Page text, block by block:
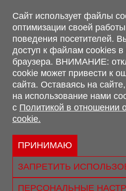
Магазин, склад
г. Минск, Минский р-н, п.
223062
г. Брест, ул. Лейтенанта Рябцева,
Обращаем Ваше внимание, что вся
информация, касающаяся
характеристик, цветовых
сервисного обслуживания носит
не является публичной офертой,
Гражданского кодекса Республики
Политика обработки персональных
Политикой в отношении обработки
Свидетельство о регистрации
Сайт использует файлы
оптимизации своей
поведения посетителей.
доступ к файлам cookies в
браузера. ВНИМАНИЕ:
cookie может привести к
сайта. Оставаясь на
на использование нами
с Политикой в отношении
cookie.
ПРИНИМАЮ
ЗАПРЕТИТЬ
ПЕРСОНАЛЬНЫЕ